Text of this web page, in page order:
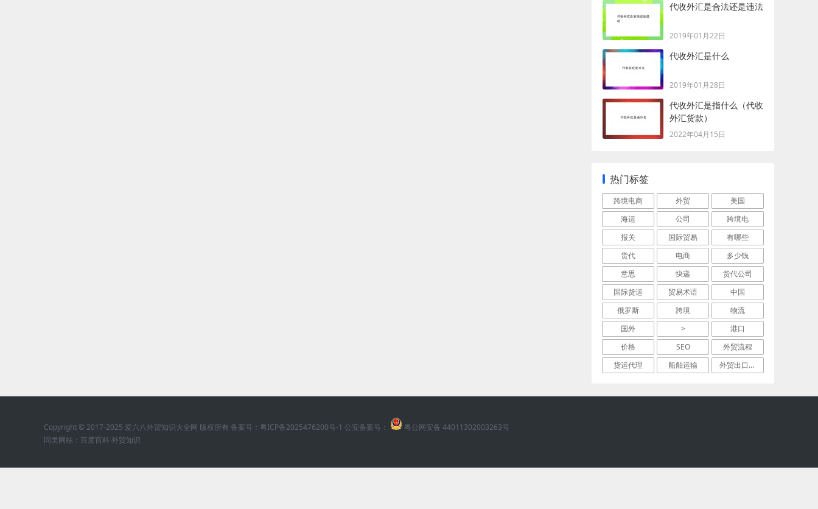
代收外汇是合法还是违法
2019年01月22日
代收外汇是什么
2019年01月28日
代收外汇是指什么（代收
外汇货款）
2022年04月15日
热门标签
跨境电商 外贸
美国
海运
公司
跨境电
报关
国际贸易
有哪些
货代
电商
多少钱
意思
快递
货代公司
国际货运
贸易术语
中国
俄罗斯
跨境
物流
国外
>
港口
价格
SEO
外贸流程
货运代理
船舶运输 外贸出口流程
Copyright © 2017-2025 爱六八外贸知识大全网 版权所有 备案号： 粤ICP备2025476200号-1 公安备案号：
粤公网安备 44011302003263号
同类网站： 百度百科 外贸知识